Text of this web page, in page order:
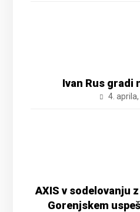
Ivan Rus gradi
4.
AXIS v sodelovanju
Gorenjskem